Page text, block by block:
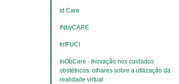
​​​​​​​id.Care
INbyCARE
InfFUCI
InObCare - Inovação nos cuidados
obstétricos: olhares sobre a utilização da
realidade virtual